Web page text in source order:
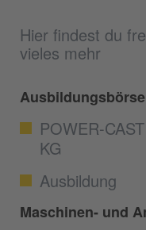
Hier findest du
vieles mehr
Ausbildungsbörse
POWER-
KG
Ausbildung
Maschinen- und